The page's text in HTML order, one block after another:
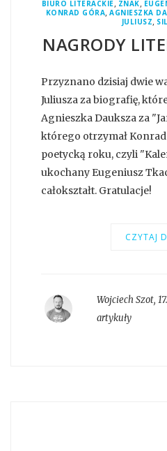
BIURO LITERACKIE, ZNAK,
KONRAD GÓRA, AGNIESZKA
JULIUSZ,
NAGRODY
Przyznano dzisiaj dwie
Juliusza za biografię,
Agnieszka Dauksza za
którego otrzymał
poetycką roku, czyli
ukochany Eugeniusz
całokształt. Gratulacje!
CZYTAJ
Wojciech Szot,
artykuły